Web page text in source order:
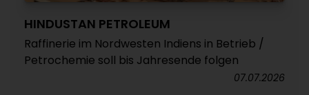
HINDUSTAN PETROLEUM
Raffinerie im Nordwesten Indiens in Betrieb /
Petrochemie soll bis Jahresende folgen
07.07.2026